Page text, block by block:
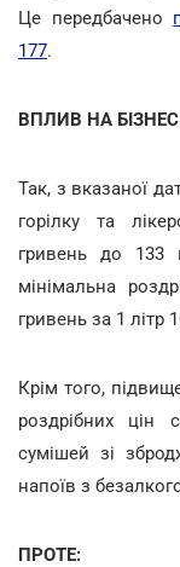
Це передбачено
177.
ВПЛИВ НА
Так, з вказаної
горілку та
гривень до 133
мінімальна
гривень за 1 літр
Крім того,
роздрібних цін
сумішей зі
напоїв з
ПРОТЕ: